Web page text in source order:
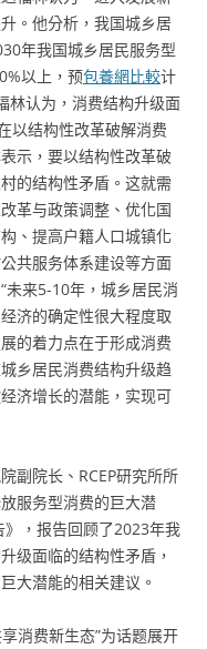
。他分析，我国城乡居
年我国城乡居民服务型
以上，预包養網比較计
林认为，消费结构升级面
以结构性改革破解消费
示，要以结构性改革破
的结构性矛盾。这就需
革与政策调整、优化国
、提高户籍人口城镇化
共服务体系建设等方面
未来5-10年，城乡居民消
济的确定性很大程度取
的着力点在于形成消费
乡居民消费结构升级趋
济增长的潜能，实现可
副院长、RCEP研究所所
服务型消费的巨大潜
》，报告回顾了2023年我
级面临的结构性矛盾，
大潜能的相关建议。
消费新生态”为话题展开